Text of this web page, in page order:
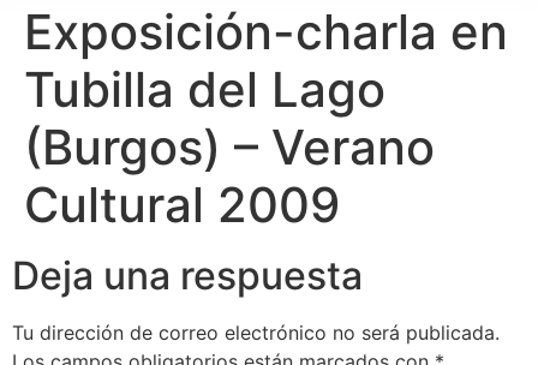
Exposición-charla en
Tubilla del Lago
(Burgos) – Verano
Cultural 2009
Deja una respuesta
Tu dirección de correo electrónico no será publicada.